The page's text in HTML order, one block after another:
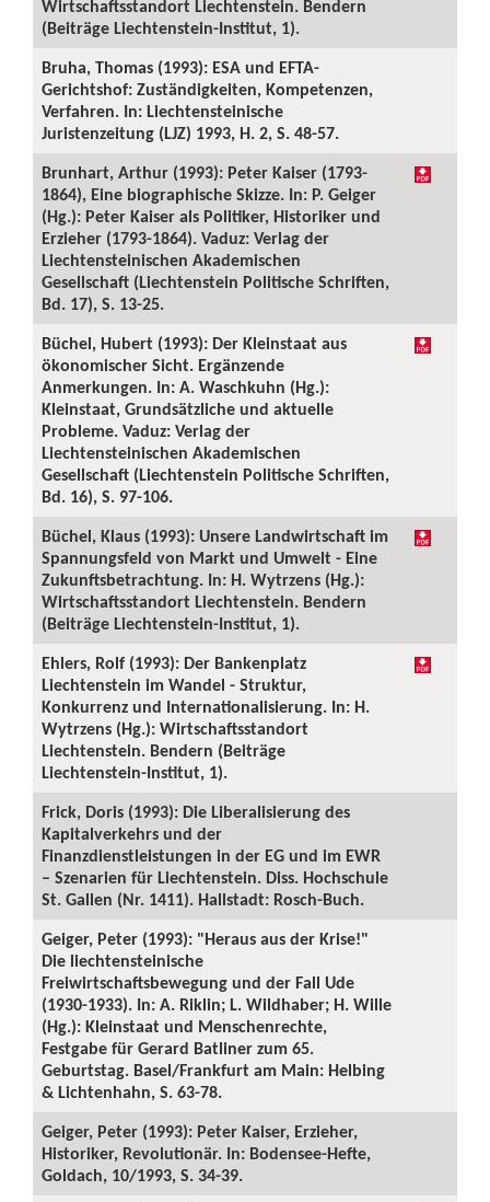
Wirtschaftsstandort Liechtenstein. Bendern
(Beiträge Liechtenstein-Institut, 1).
Bruha, Thomas (1993): ESA und EFTA-
Gerichtshof: Zuständigkeiten, Kompetenzen,
Verfahren. In: Liechtensteinische
Juristenzeitung (LJZ) 1993, H. 2, S. 48-57.
Brunhart, Arthur (1993): Peter Kaiser (1793-
1864), Eine biographische Skizze. In: P. Geiger
(Hg.): Peter Kaiser als Politiker, Historiker und
Erzieher (1793-1864). Vaduz: Verlag der
Liechtensteinischen Akademischen
Gesellschaft (Liechtenstein Politische Schriften,
Bd. 17), S. 13-25.
Büchel, Hubert (1993): Der Kleinstaat aus
ökonomischer Sicht. Ergänzende
Anmerkungen. In: A. Waschkuhn (Hg.):
Kleinstaat, Grundsätzliche und aktuelle
Probleme. Vaduz: Verlag der
Liechtensteinischen Akademischen
Gesellschaft (Liechtenstein Politische Schriften,
Bd. 16), S. 97-106.
Büchel, Klaus (1993): Unsere Landwirtschaft im
Spannungsfeld von Markt und Umwelt - Eine
Zukunftsbetrachtung. In: H. Wytrzens (Hg.):
Wirtschaftsstandort Liechtenstein. Bendern
(Beiträge Liechtenstein-Institut, 1).
Ehlers, Rolf (1993): Der Bankenplatz
Liechtenstein im Wandel - Struktur,
Konkurrenz und Internationalisierung. In: H.
Wytrzens (Hg.): Wirtschaftsstandort
Liechtenstein. Bendern (Beiträge
Liechtenstein-Institut, 1).
Frick, Doris (1993): Die Liberalisierung des
Kapitalverkehrs und der
Finanzdienstleistungen in der EG und im EWR
– Szenarien für Liechtenstein. Diss. Hochschule
St. Gallen (Nr. 1411). Hallstadt: Rosch-Buch.
Geiger, Peter (1993): "Heraus aus der Krise!"
Die liechtensteinische
Freiwirtschaftsbewegung und der Fall Ude
(1930-1933). In: A. Riklin; L. Wildhaber; H. Wille
(Hg.): Kleinstaat und Menschenrechte,
Festgabe für Gerard Batliner zum 65.
Geburtstag. Basel/Frankfurt am Main: Helbing
& Lichtenhahn, S. 63-78.
Geiger, Peter (1993): Peter Kaiser, Erzieher,
Historiker, Revolutionär. In: Bodensee-Hefte,
Goldach, 10/1993, S. 34-39.